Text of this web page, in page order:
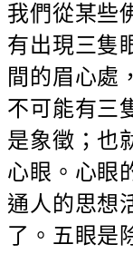
我們從某些
有出現三隻
間的眉心處
不可能有三
是象徵；也
心眼。心眼
通人的思想
了。五眼是